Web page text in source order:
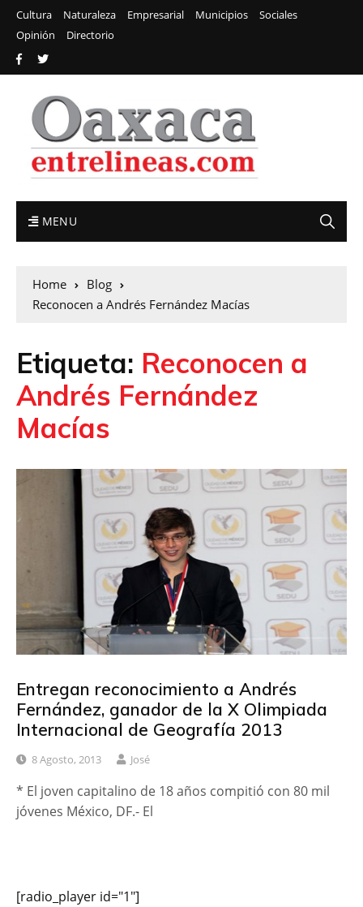
Cultura Naturaleza Empresarial Municipios
Sociales
Opinión
Directorio
MENU
Home
Blog
Reconocen a Andrés Fernández Macías
Etiqueta: Reconocen a
Andrés Fernández
Macías
Entregan reconocimiento a Andrés
Fernández, ganador de la X Olimpiada
Internacional de Geografía 2013
8 Agosto, 2013 José
* El joven capitalino de 18 años compitió con 80 mil
jóvenes México, DF.- El
[radio_player id="1"]